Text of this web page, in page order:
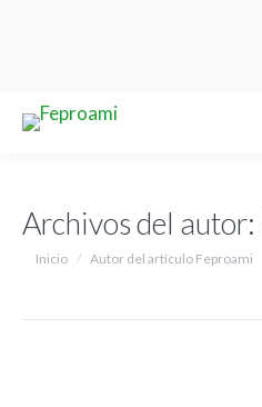
Archivos del autor:
Estás aquí:
Inicio Autor del artículo Feproami